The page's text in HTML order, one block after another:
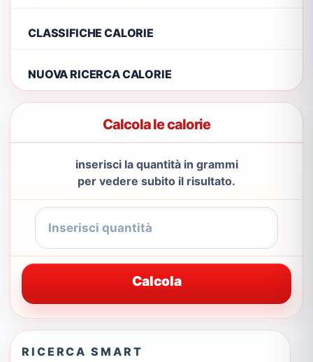
CLASSIFICHE CALORIE
NUOVA RICERCA CALORIE
Calcola le calorie
inserisci la quantità in grammi
per vedere subito il risultato.
Calcola
RICERCA SMART